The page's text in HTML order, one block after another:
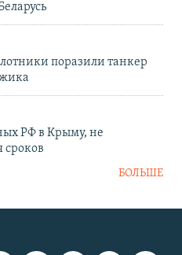
поразили танкер
РФ в Крыму, не
сроков
БОЛЬШЕ